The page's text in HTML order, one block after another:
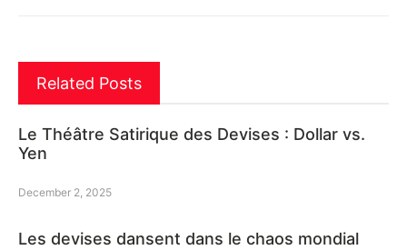
Related Posts
Le Théâtre Satirique des Devises : Dollar vs.
Yen
December 2, 2025
Les devises dansent dans le chaos mondial